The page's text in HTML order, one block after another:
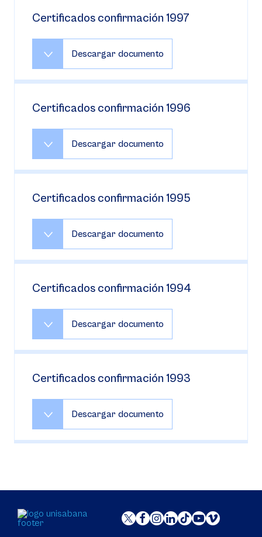
Certificados confirmación 1997
Descargar documento
Certificados confirmación 1996
Descargar documento
Certificados confirmación 1995
Descargar documento
Certificados confirmación 1994
Descargar documento
Certificados confirmación 1993
Descargar documento